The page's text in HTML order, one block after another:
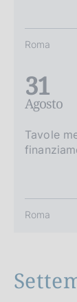
Roma
31
Agosto
Tavole
Roma